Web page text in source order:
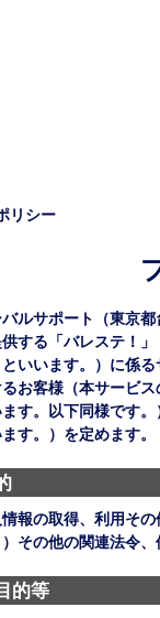
リシー
ルサポート（東京
する「バレステ！」
といいます。）に係
お客様（本サービ
す。以下同様です
す。）を定めます。
報の取得、利用そ
その他の関連法令
的等